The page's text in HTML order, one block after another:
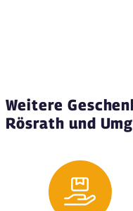
Weitere
Rösrath und